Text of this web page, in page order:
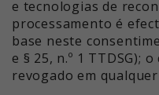
e tecnologias de
processamento é
base neste
e § 25, n.º 1 TTDSG);
revogado em